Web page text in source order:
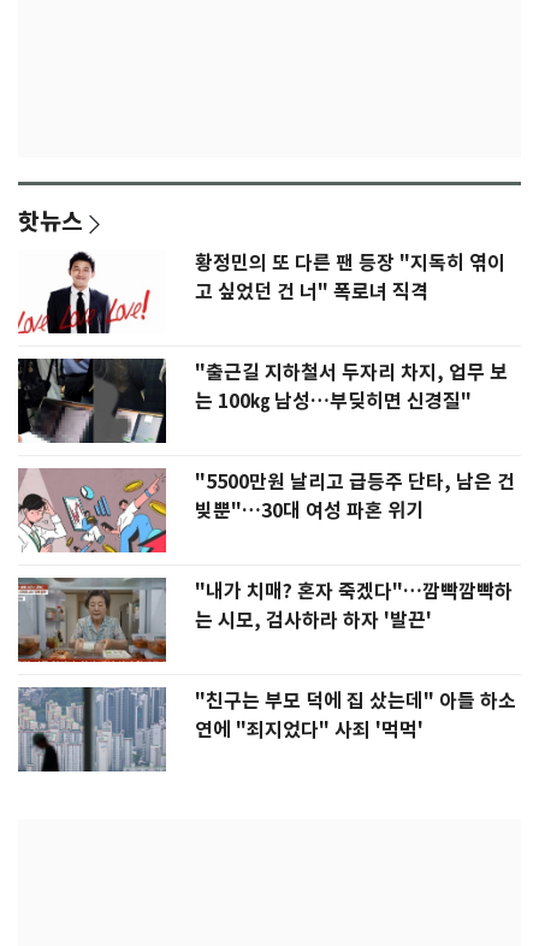
핫뉴스
황정민의 또 다른 팬 등장 "지독히 엮이
고 싶었던 건 너" 폭로녀 직격
"출근길 지하철서 두자리 차지, 업무 보
는 100㎏ 남성…부딪히면 신경질"
"5500만원 날리고 급등주 단타, 남은 건
빚뿐"…30대 여성 파혼 위기
"내가 치매? 혼자 죽겠다"…깜빡깜빡하
는 시모, 검사하라 하자 '발끈'
"친구는 부모 덕에 집 샀는데" 아들 하소
연에 "죄지었다" 사죄 '먹먹'